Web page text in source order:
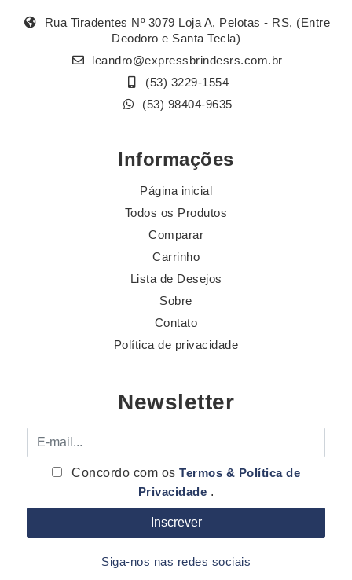
Rua Tiradentes Nº 3079 Loja A, Pelotas - RS, (Entre
Deodoro e Santa Tecla)
leandro@expressbrindesrs.com.br
(53) 3229-1554
(53) 98404-9635
Informações
Página inicial
Todos os Produtos
Comparar
Carrinho
Lista de Desejos
Sobre
Contato
Política de privacidade
Newsletter
E-mail
Concordo com osTermos & Política de
Privacidade .
Siga-nos nas redes sociais